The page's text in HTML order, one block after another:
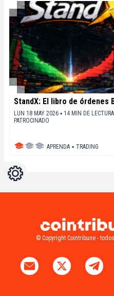
StandX: El libro de órdenes
LUN 18 MAY 2026 ▪ 14 MIN DE
PATROCINADO
APRENDA ▪ TRADING
Ajustes
© Copyright Cointribune -